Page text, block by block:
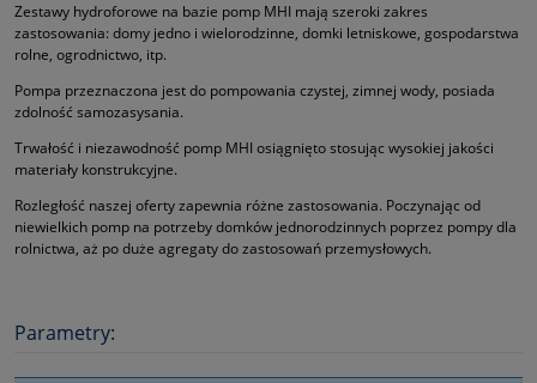
Zestawy hydroforowe na bazie pomp MHI mają szeroki zakres
zastosowania: domy jedno i wielorodzinne, domki letniskowe, gospodarstwa
rolne, ogrodnictwo, itp.
Pompa przeznaczona jest do pompowania czystej, zimnej wody, posiada
zdolność samozasysania.
Trwałość i niezawodność pomp MHI osiągnięto stosując wysokiej jakości
materiały konstrukcyjne.
Rozległość naszej oferty zapewnia różne zastosowania. Poczynając od
niewielkich pomp na potrzeby domków jednorodzinnych poprzez pompy dla
rolnictwa, aż po duże agregaty do zastosowań przemysłowych.
Parametry: